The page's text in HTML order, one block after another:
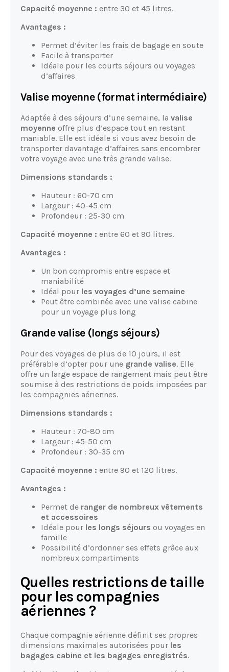
Capacité moyenne : entre 30 et 45 litres.
Avantages :
Permet d’éviter les frais de bagage en soute
Facile à transporter
Idéale pour les courts séjours ou voyages
d’affaires
Valise moyenne (format intermédiaire)
Adaptée à des séjours d’une semaine, la valise
moyenne offre plus d’espace tout en restant
maniable. Elle est idéale si vous avez besoin de
transporter davantage d’affaires sans encombrer
votre voyage avec une très grande valise.
Dimensions standards :
Hauteur : 60-70 cm
Largeur : 40-45 cm
Profondeur : 25-30 cm
Capacité moyenne : entre 60 et 90 litres.
Avantages :
Un bon compromis entre espace et
maniabilité
Idéal pour les voyages d’une semaine
Peut être combinée avec une valise cabine
pour un voyage plus long
Grande valise (longs séjours)
Pour des voyages de plus de 10 jours, il est
préférable d’opter pour une grande valise. Elle
offre un large espace de rangement mais peut être
soumise à des restrictions de poids imposées par
les compagnies aériennes.
Dimensions standards :
Hauteur : 70-80 cm
Largeur : 45-50 cm
Profondeur : 30-35 cm
Capacité moyenne : entre 90 et 120 litres.
Avantages :
Permet de ranger de nombreux vêtements
et accessoires
Idéale pour les longs séjours ou voyages en
famille
Possibilité d’ordonner ses effets grâce aux
nombreux compartiments
Quelles restrictions de taille
pour les compagnies
aériennes ?
Chaque compagnie aérienne définit ses propres
dimensions maximales autorisées pour les
bagages cabine et les bagages enregistrés.